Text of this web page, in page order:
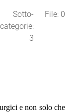
Sotto-
categorie:
3
File: 0
e non solo che